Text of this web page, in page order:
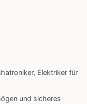
Elektriker für
und sicheres